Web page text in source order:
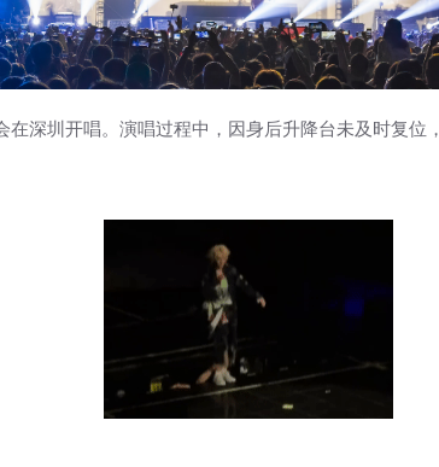
深圳开唱。演唱过程中，因身后升降台未及时复位，